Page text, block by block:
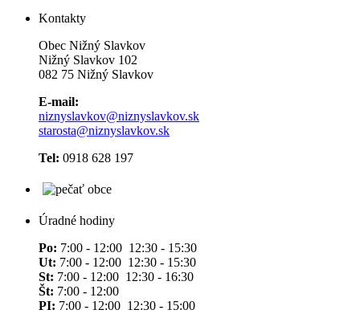
Kontakty
Obec Nižný Slavkov
Nižný Slavkov 102
082 75 Nižný Slavkov
E-mail:
niznyslavkov@niznyslavkov.sk
starosta@niznyslavkov.sk
Tel: 0918 628 197
Úradné hodiny
Po: 7:00 - 12:00 12:30 - 15:30
Ut: 7:00 - 12:00 12:30 - 15:30
St: 7:00 - 12:00 12:30 - 16:30
Št: 7:00 - 12:00
PI: 7:00 - 12:00 12:30 - 15:00